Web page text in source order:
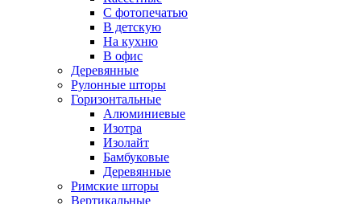
С фотопечатью
В детскую
На кухню
В офис
Деревянные
Рулонные шторы
Горизонтальные
Алюминиевые
Изотра
Изолайт
Бамбуковые
Деревянные
Римские шторы
Вертикальные